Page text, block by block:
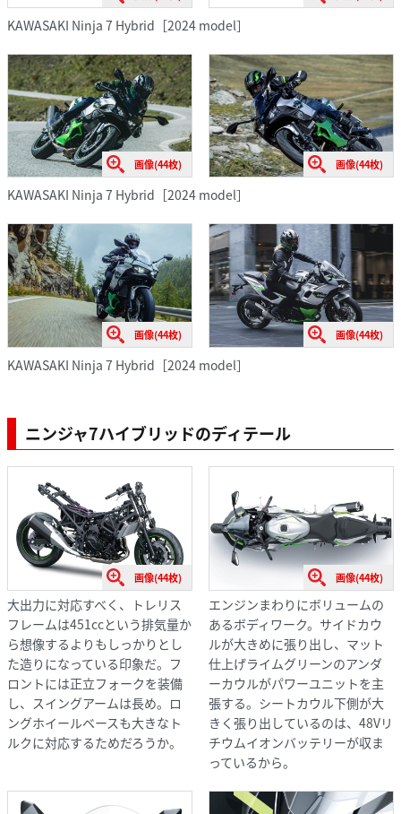
KAWASAKI Ninja 7 Hybrid［2024 model］
画像(44枚) 画像(44枚)
KAWASAKI Ninja 7 Hybrid［2024 model］
画像(44枚) 画像(44枚)
KAWASAKI Ninja 7 Hybrid［2024 model］
ニンジャ7ハイブリッドのディテール
画像(44枚)
大出力に対応すべく、トレリス
フレームは451ccという排気量か
ら想像するよりもしっかりとし
た造りになっている印象だ。フ
ロントには正立フォークを装備
し、スイングアームは長め。ロ
ングホイールベースも大きなト
ルクに対応するためだろうか。
画像(44枚)
エンジンまわりにボリュームの
あるボディワーク。サイドカウ
ルが大きめに張り出し、マット
仕上げライムグリーンのアンダ
ーカウルがパワーユニットを主
張する。シートカウル下側が大
きく張り出しているのは、48Vリ
チウムイオンバッテリーが収ま
っているから。